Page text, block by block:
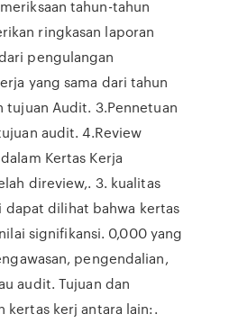
tahun-tahun
ringkasan laporan
pengulangan
yang sama dari tahun
tujuan Audit. 3.Pennetuan
audit. 4.Review
Kertas Kerja
direview,. 3. kualitas
dapat dilihat bahwa kertas
signifikansi. 0,000 yang
pengendalian,
audit. Tujuan dan
kertas kerj antara lain:.